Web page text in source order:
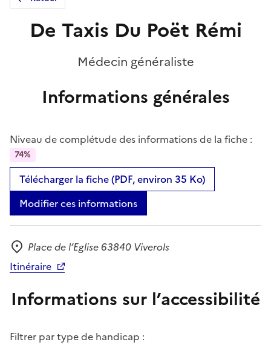
De Taxis Du Poët Rémi
Médecin généraliste
Informations générales
Niveau de complétude des informations de la fiche :
74%
Télécharger la fiche (PDF, environ 35 Ko)
Modifier ces informations
Adresse
Place de l’Eglise 63840 Viverols
Itinéraire
Informations sur l’accessibilité
Filtrer par type de handicap :